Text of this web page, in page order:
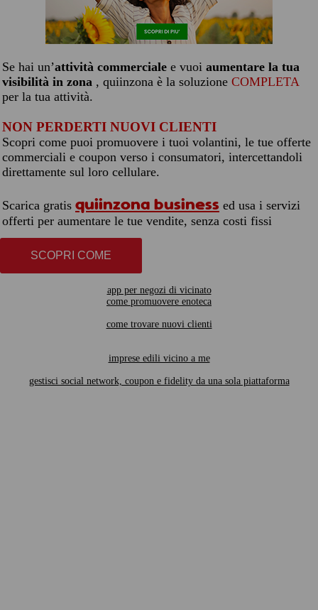
Se hai un’attività commerciale e vuoi aumentare la tua
visibilità in zona , quiinzona è la soluzione COMPLETA
per la tua attività.
NON PERDERTI NUOVI CLIENTI
Scopri come puoi promuovere i tuoi volantini, le tue offerte
commerciali e coupon verso i consumatori, intercettandoli
direttamente sul loro cellulare.
Scarica gratis quiinzona business ed usa i servizi
offerti per aumentare le tue vendite, senza costi fissi
SCOPRI COME
app per negozi di vicinato
come promuovere enoteca
come trovare nuovi clienti
imprese edili vicino a me
gestisci social network, coupon e fidelity da una sola piattaforma